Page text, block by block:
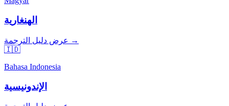
الهنغارية
عرض دليل الترجمة →
🇮🇩
Bahasa Indonesia
الإندونيسية